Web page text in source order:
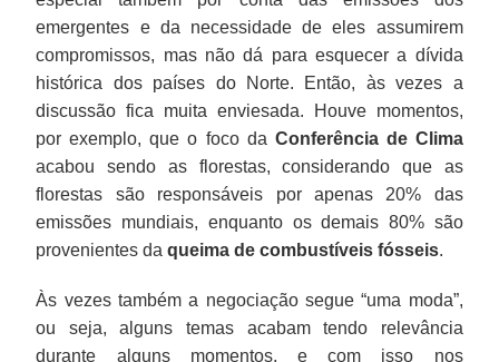
emergentes e da necessidade de eles assumirem
compromissos, mas não dá para esquecer a dívida
histórica dos países do Norte. Então, às vezes a
discussão fica muita enviesada. Houve momentos,
por exemplo, que o foco da Conferência de Clima
acabou sendo as florestas, considerando que as
florestas são responsáveis por apenas 20% das
emissões mundiais, enquanto os demais 80% são
provenientes daqueima de combustíveis fósseis.
Às vezes também a negociação segue “uma moda”,
ou seja, alguns temas acabam tendo relevância
durante alguns momentos, e com isso nos